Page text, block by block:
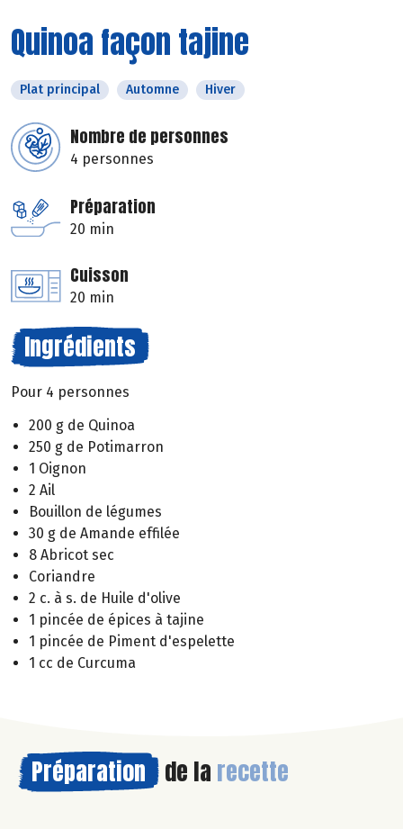
Quinoa façon tajine
Plat principal Automne Hiver
Nombre de personnes
4 personnes
Préparation
20 min
Cuisson
20 min
Ingrédients
Pour 4 personnes
200 g de Quinoa
250 g de Potimarron
1 Oignon
2 Ail
Bouillon de légumes
30 g de Amande effilée
8 Abricot sec
Coriandre
2 c. à s. de Huile d'olive
1 pincée de épices à tajine
1 pincée de Piment d'espelette
1 cc de Curcuma
Préparation de la recette